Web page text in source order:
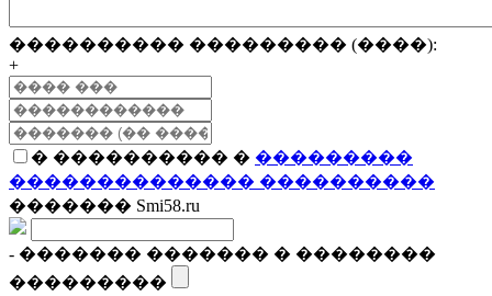
���������� ��������� (����):
+
� ���������� � ���������
�������������� ����������
������� Smi58.ru
- ������� ������� � ��������
���������